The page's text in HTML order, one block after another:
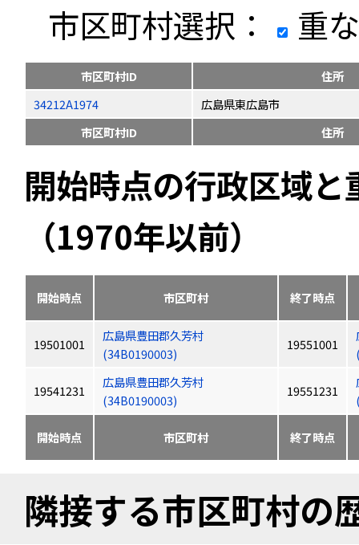
市区町村選択：
重
市区町村ID
住所
34212A1974
広島県東広島市
市区町村ID
住所
開始時点の行政区域
（1970年以前）
開始時点 市区町村 終了時点
19501001
広島県豊田郡久芳村
(34B0190003)
19551001
19541231
広島県豊田郡久芳村
(34B0190003)
19551231
開始時点 市区町村 終了時点
隣接する市区町村の